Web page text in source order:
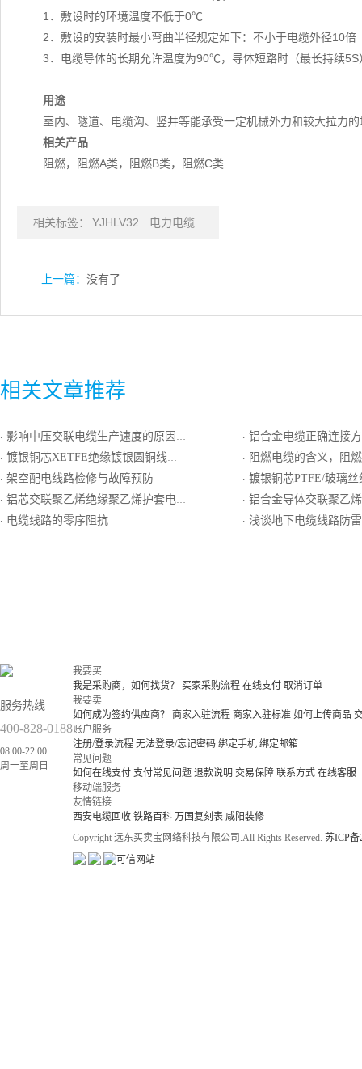
1．敷设时的环境温度不低于0℃
2．敷设的安装时最小弯曲半径规定如下：不小于电缆外径10倍
3．电缆导体的长期允许温度为90℃，导体短路时（最长持续
用途
室内、隧道、电缆沟、竖井等能承受一定机械外力和较大拉力
相关产品
阻燃，阻燃A类，阻燃B类，阻燃C类
相关标签： YJHLV32 电力电缆
上一篇： 没有了
相关文章推荐
· 影响中压交联电缆生产速度的原因分析
· 镀银铜芯XETFE绝缘镀银圆铜线绕包屏蔽XETFE护套电线电缆
· 架空配电线路检修与故障预防
· 铝芯交联聚乙烯绝缘聚乙烯护套电力电缆
· 电缆线路的零序阻抗
· 铝合金电缆正确连接
· 阻燃电缆的含义，阻燃电缆的
· 镀银铜芯PTFE/玻璃丝组合绝缘镀银圆铜线编织屏蔽
· 铝合金导体交联聚乙烯绝缘联锁型铝铠装
· 浅谈地下电缆线路防
服务热线
400-828-0188
08:00-22:00
周一至周日
我要买
我是采购商，如何找货？
买家采购流程 在线支付 取消订单
我要卖
如何成为签约供应商？
商家入驻流程 商家入驻标准 如何上传商品
账户服务
注册/登录流程 无法登录/忘记密码 绑定手机 绑定邮箱
常见问题
如何在线支付 支付常见问题 退款说明 交易保障 联系方式 在线客服
移动端服务
友情链接
西安电缆回收 铁路百科 万国复刻表 咸阳装修
Copyright 远东买卖宝网络科技有限公司.All Rights Reserved. 苏ICP备